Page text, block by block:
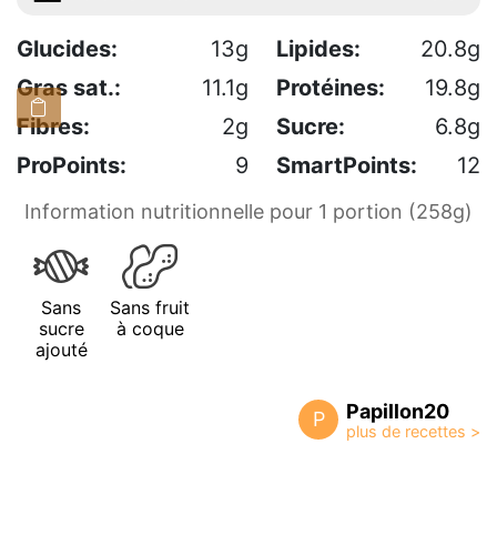
Glucides: 13g Lipides:
20.8g
Gras sat.:
11.1g Protéines:
19.8g
Fibres:
2g Sucre:
6.8g
ProPoints:
9 SmartPoints: 12
Information nutritionnelle pour 1 portion (258g)
Sans
sucre
ajouté
Sans fruit
à coque
P Papillon20